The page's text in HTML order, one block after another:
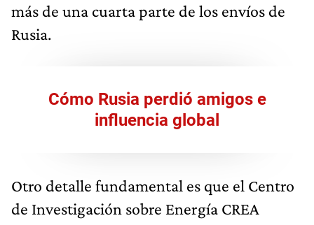
más de una cuarta parte de los envíos de
Rusia.
Cómo Rusia perdió amigos e
influencia global
Otro detalle fundamental es que el Centro
de Investigación sobre Energía CREA